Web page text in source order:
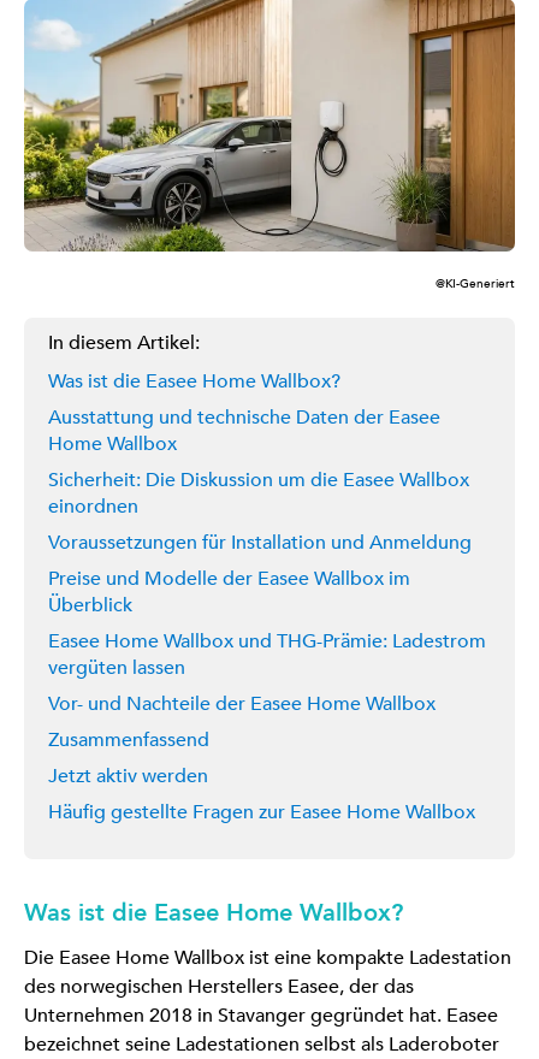
@KI-Generiert
In diesem Artikel:
Was ist die Easee Home Wallbox?
Ausstattung und technische Daten der Easee
Home Wallbox
Sicherheit: Die Diskussion um die Easee Wallbox
einordnen
Voraussetzungen für Installation und Anmeldung
Preise und Modelle der Easee Wallbox im
Überblick
Easee Home Wallbox und THG-Prämie: Ladestrom
vergüten lassen
Vor- und Nachteile der Easee Home Wallbox
Zusammenfassend
Jetzt aktiv werden
Häufig gestellte Fragen zur Easee Home Wallbox
Was ist die Easee Home Wallbox?
Die Easee Home Wallbox ist eine kompakte Ladestation
des norwegischen Herstellers Easee, der das
Unternehmen 2018 in Stavanger gegründet hat. Easee
bezeichnet seine Ladestationen selbst als Laderoboter